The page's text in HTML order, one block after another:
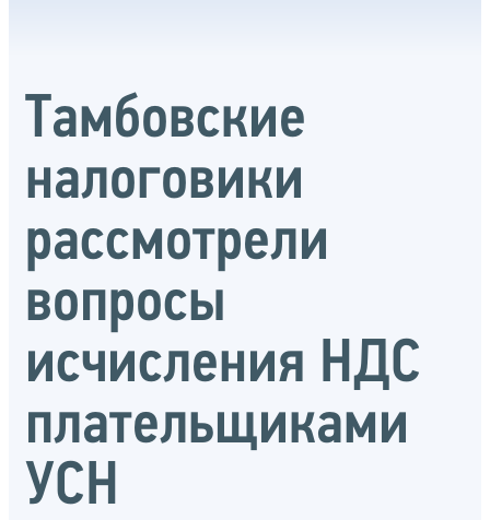
Тамбовские
налоговики
рассмотрели
вопросы
исчисления НДС
плательщиками
УСН